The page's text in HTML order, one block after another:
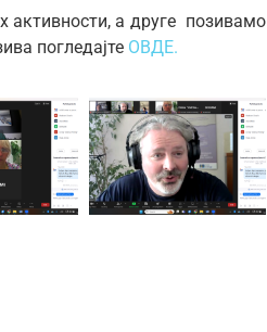
активности, а друге позивамо
погледајте ОВДЕ.